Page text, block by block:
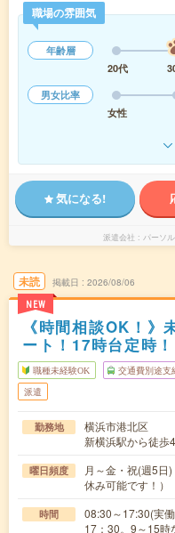
職場の雰囲気
年齢層
20代
男女比率
女性
気になる!
派遣会社 パーソ
未読
NEW
掲載日 2026/08/06
《時間相談OK！》
ート！17時台定時！
職種未経験OK 交通費別途支
派遣
勤務地
横浜市港北区
新横浜駅から徒歩
曜日頻度
月～金・祝(週5
休み可能です！）
時間
08:30～17:30(実
17：30。9～15